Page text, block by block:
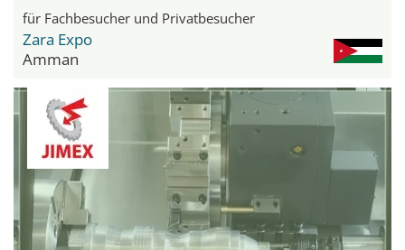
für Fachbesucher und Privatbesucher
Zara Expo
Amman